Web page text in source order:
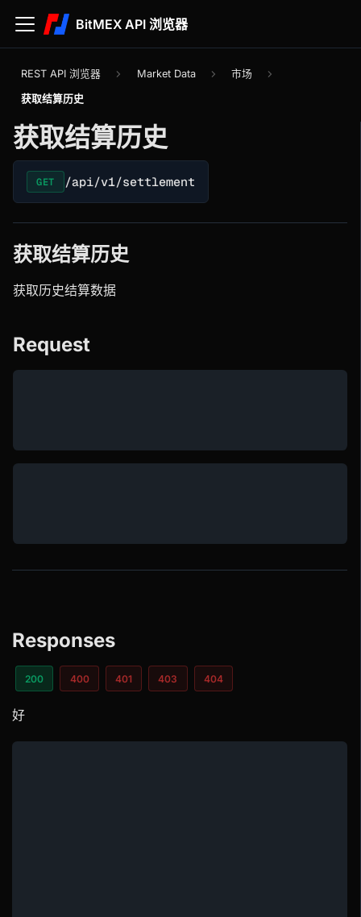
BitMEX API 浏览器
REST API 浏览器 Market Data 市场
获取结算历史
获取结算历史
GET /api/v1/settlement
获取结算历史
获取历史结算数据
Request
Responses
200 400 401 403 404
好